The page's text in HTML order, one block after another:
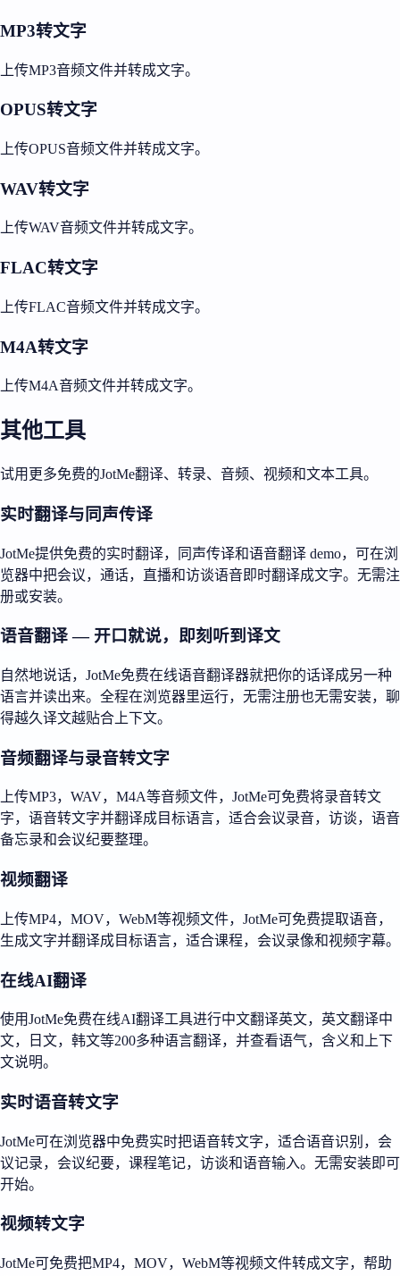
MP3转文字
上传MP3音频文件并转成文字。
OPUS转文字
上传OPUS音频文件并转成文字。
WAV转文字
上传WAV音频文件并转成文字。
FLAC转文字
上传FLAC音频文件并转成文字。
M4A转文字
上传M4A音频文件并转成文字。
其他工具
试用更多免费的JotMe翻译、转录、音频、视频和文本工具。
实时翻译与同声传译
JotMe提供免费的实时翻译，同声传译和语音翻译 demo，可在浏
览器中把会议，通话，直播和访谈语音即时翻译成文字。无需注
册或安装。
语音翻译 — 开口就说，即刻听到译文
自然地说话，JotMe免费在线语音翻译器就把你的话译成另一种
语言并读出来。全程在浏览器里运行，无需注册也无需安装，聊
得越久译文越贴合上下文。
音频翻译与录音转文字
上传MP3，WAV，M4A等音频文件，JotMe可免费将录音转文
字，语音转文字并翻译成目标语言，适合会议录音，访谈，语音
备忘录和会议纪要整理。
视频翻译
上传MP4，MOV，WebM等视频文件，JotMe可免费提取语音，
生成文字并翻译成目标语言，适合课程，会议录像和视频字幕。
在线AI翻译
使用JotMe免费在线AI翻译工具进行中文翻译英文，英文翻译中
文，日文，韩文等200多种语言翻译，并查看语气，含义和上下
文说明。
实时语音转文字
JotMe可在浏览器中免费实时把语音转文字，适合语音识别，会
议记录，会议纪要，课程笔记，访谈和语音输入。无需安装即可
开始。
视频转文字
JotMe可免费把MP4，MOV，WebM等视频文件转成文字，帮助